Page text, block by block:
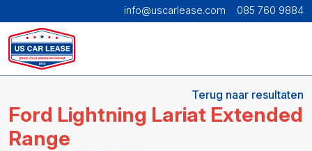
info@uscarlease.com 085 760 9884
Terug naar resultaten
Ford Lightning Lariat Extended
Range